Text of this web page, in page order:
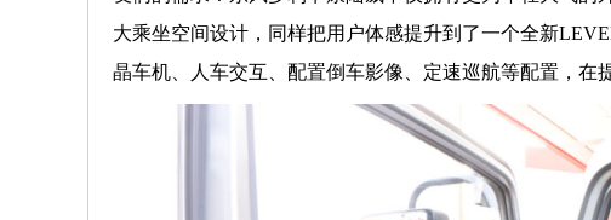
大乘坐空间设计，同样把用户体感提升到了一个全新
晶车机、人车交互、配置倒车影像、定速巡航等配置，在